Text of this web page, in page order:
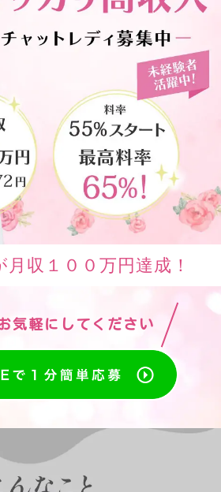
月収１００万円達成！
気軽にしてください